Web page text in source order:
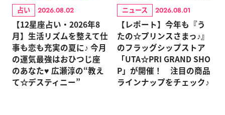
占い 2026.08.02
【12星座占い・2026年8
月】生活リズムを整えて仕
事も恋も充実の夏に♪ 今月
の運気最強はおひつじ座
のあなた♥ 広瀬淳の“教え
て☆デスティニー”
ニュース 2026.08.01
【レポート】今年も『う
たの☆プリンスさまっ♪』
のフラッグシップストア
「UTA☆PRI GRAND SHO
P」が開催！ 注目の商品
ラインナップをチェック♪